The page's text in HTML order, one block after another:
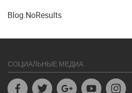
Blog.NoResults
СОЦИАЛЬНЫЕ МЕДИА
FacebookTwitter Google+ Youtube